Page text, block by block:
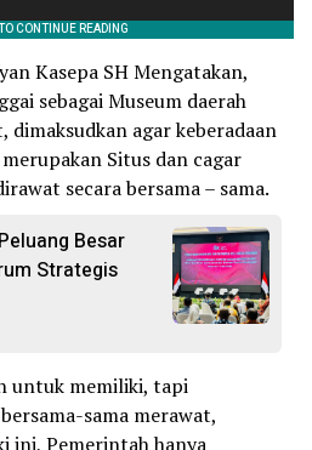
Kasepa SH Mengatakan,
sebagai Museum daerah
dimaksudkan agar keberadaan
Situs dan cagar
secara bersama – sama.
Besar
Strategis
untuk memiliki, tapi
sama merawat,
ini, Pemerintah hanya